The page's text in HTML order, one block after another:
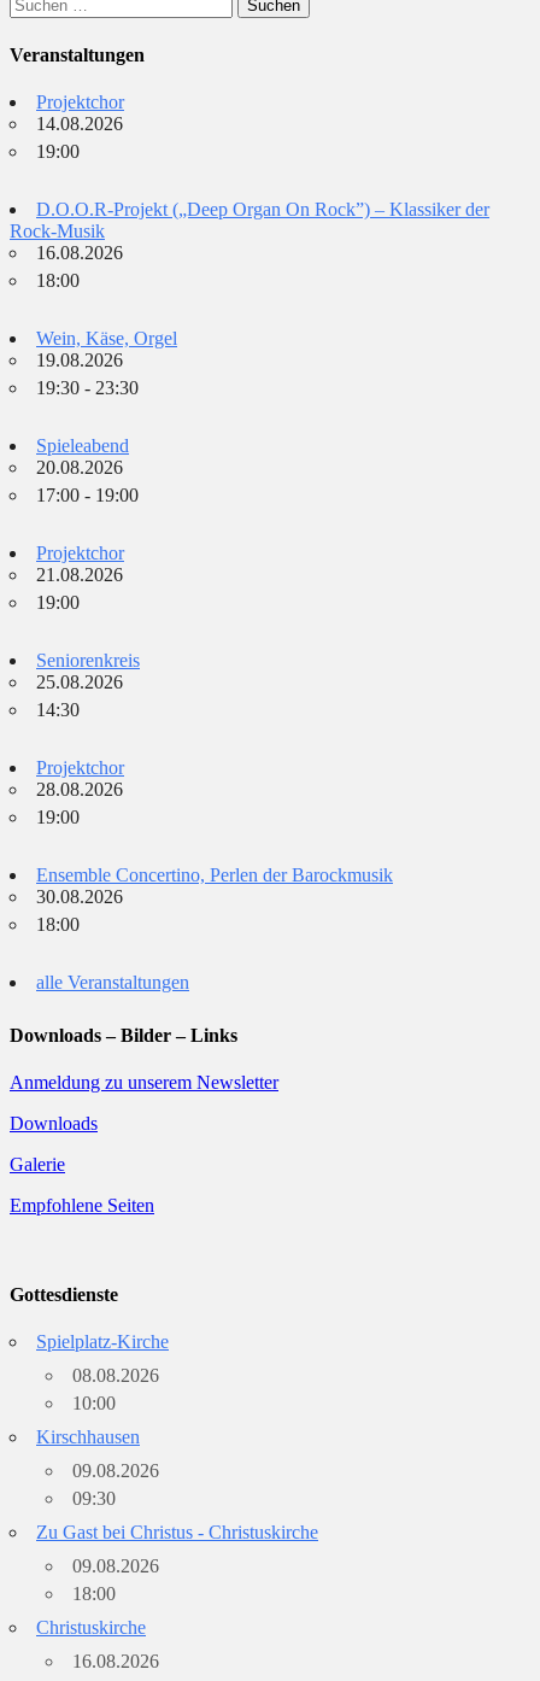
nach:
Veranstaltungen
Projektchor
14.08.2026
19:00
D.O.O.R-Projekt („Deep Organ On Rock”) – Klassiker der
Rock-Musik
16.08.2026
18:00
Wein, Käse, Orgel
19.08.2026
19:30 - 23:30
Spieleabend
20.08.2026
17:00 - 19:00
Projektchor
21.08.2026
19:00
Seniorenkreis
25.08.2026
14:30
Projektchor
28.08.2026
19:00
Ensemble Concertino, Perlen der Barockmusik
30.08.2026
18:00
alle Veranstaltungen
Downloads – Bilder – Links
Anmeldung zu unserem Newsletter
Downloads
Galerie
Empfohlene Seiten
Gottesdienste
Spielplatz-Kirche
08.08.2026
10:00
Kirschhausen
09.08.2026
09:30
Zu Gast bei Christus - Christuskirche
09.08.2026
18:00
Christuskirche
16.08.2026